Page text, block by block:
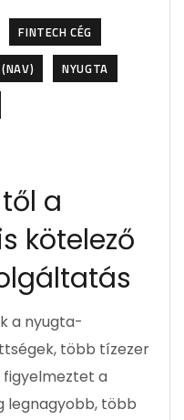
FINTECH CÉG
NYUGTA
a
kötelező
a nyugta-
több tízezer
a
legnagyobb, több